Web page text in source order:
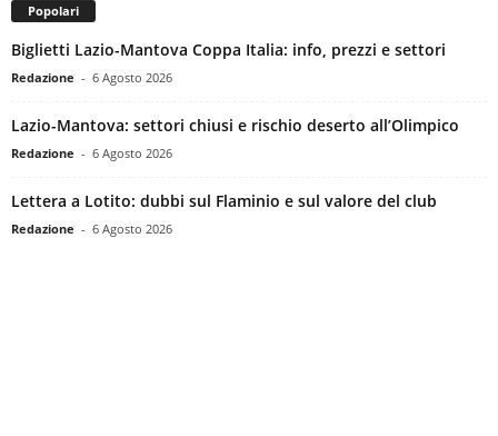
Popolari
Biglietti Lazio-Mantova Coppa Italia: info, prezzi e settori
Redazione - 6 Agosto 2026
Lazio-Mantova: settori chiusi e rischio deserto all’Olimpico
Redazione - 6 Agosto 2026
Lettera a Lotito: dubbi sul Flaminio e sul valore del club
Redazione - 6 Agosto 2026